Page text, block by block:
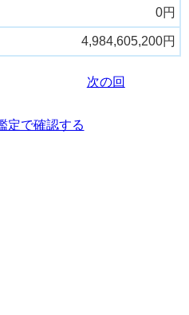
0円
4,984,605,200円
次の回
定で確認する